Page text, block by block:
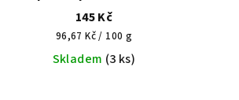
mentolový
145 Kč
Měrná
cena:
96,67 Kč / 100 g
Skladem (3 ks)